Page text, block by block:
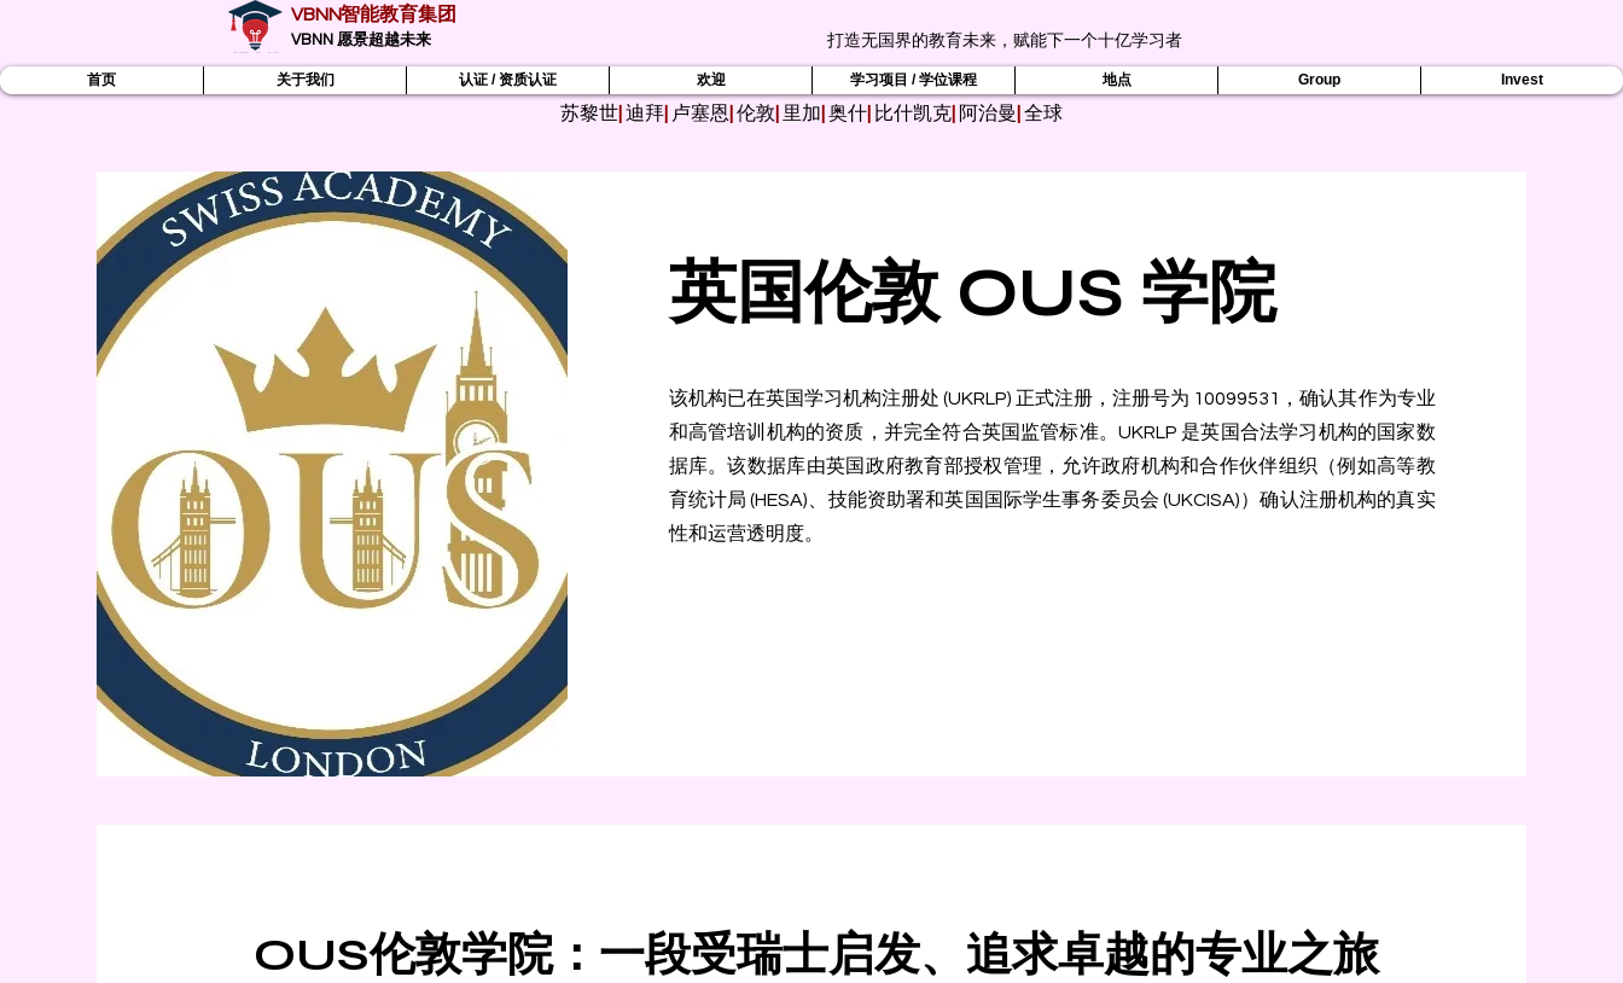
VBNN智能教育集团
VBNN 愿景超越未来 打造无国界的教育未来，赋能下一个十亿学习者
首页 关于我们 认证 / 资质认证 欢迎 学习项目 / 学位课程 地点 Group Invest
苏黎世 迪拜 卢塞恩 伦敦 里加 奥什 比什凯克 阿治曼 全球
英国伦敦 OUS 学院
该机构已在英国学习机构注册处 (UKRLP) 正式注册，注册号为 10099531，确认其作为专业
和高管培训机构的资质，并完全符合英国监管标准。UKRLP 是英国合法学习机构的国家数
据库。该数据库由英国政府教育部授权管理，允许政府机构和合作伙伴组织（例如高等教
育统计局 (HESA)、技能资助署和英国国际学生事务委员会 (UKCISA)）确认注册机构的真实
性和运营透明度。
OUS伦敦学院：一段受瑞士启发、追求卓越的专业之旅